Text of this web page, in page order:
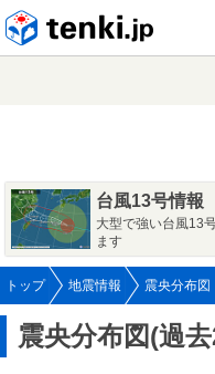
台風13号情報
大型で強い台風13
ます
トップ 地震情報 震央分布図
震央分布図(過